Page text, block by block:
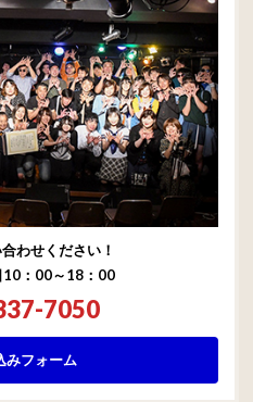
わせください！
：00～18：00
7050
みフォーム